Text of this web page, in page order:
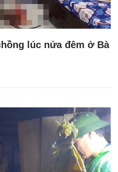
lúc nửa đêm ở Bà